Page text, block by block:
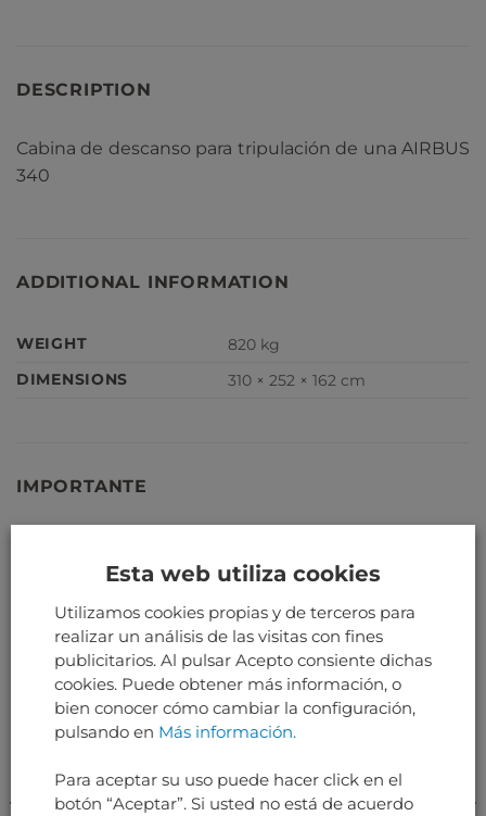
DESCRIPTION
Cabina de descanso para tripulación de una AIRBUS
340
ADDITIONAL INFORMATION
WEIGHT
820 kg
DIMENSIONS
310 × 252 × 162 cm
IMPORTANTE
pueden instalar en un avión serviciable.
RELATED PRODUCTS
Esta web utiliza cookies
Utilizamos cookies propias y de terceros para
realizar un análisis de las visitas con fines
publicitarios. Al pulsar Acepto consiente dichas
cookies. Puede obtener más información, o
bien conocer cómo cambiar la configuración,
pulsando en Más información.
Para aceptar su uso puede hacer click en el
botón “Aceptar”. Si usted no está de acuerdo